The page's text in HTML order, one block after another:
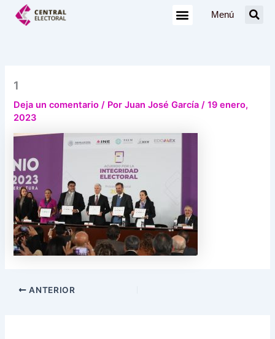
Menú
1
Deja un comentario / PorJuan José García/19 enero,
2023
ANTERIOR